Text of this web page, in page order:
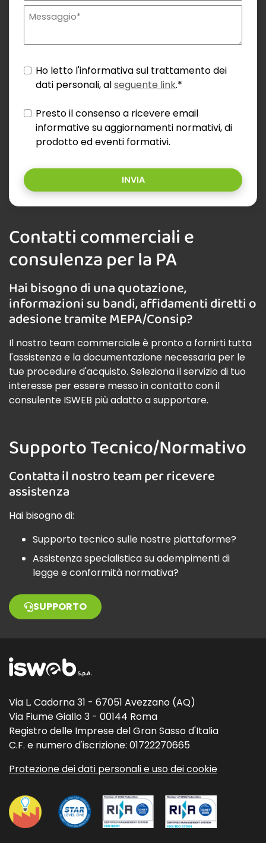
Ho letto l'informativa sul trattamento dei
dati personali, alseguente link.*
Presto il consenso a ricevere email
informative su aggiornamenti normativi, di
prodotto ed eventi formativi.
INVIA
Contatti commerciali e
consulenza per la PA
Hai bisogno di una quotazione,
informazioni su bandi, affidamenti diretti o
adesione tramite MEPA/Consip?
Il nostro team commerciale è pronto a fornirti tutta
l'assistenza e la documentazione necessaria per le
tue procedure d'acquisto. Seleziona il servizio di tuo
interesse per essere messo in contatto con il
consulente ISWEB più adatto a supportare.
Supporto Tecnico/Normativo
Contatta il nostro team per ricevere
assistenza
Hai bisogno di:
Supporto tecnico sulle nostre piattaforme?
Assistenza specialistica su adempimenti di
legge e conformità normativa?
SUPPORTO
Via L. Cadorna 31 - 67051 Avezzano (AQ)
Via Fiume Giallo 3 - 00144 Roma
Registro delle Imprese del Gran Sasso d'Italia
C.F. e numero d'iscrizione: 01722270665
Protezione dei dati personali e uso dei cookie